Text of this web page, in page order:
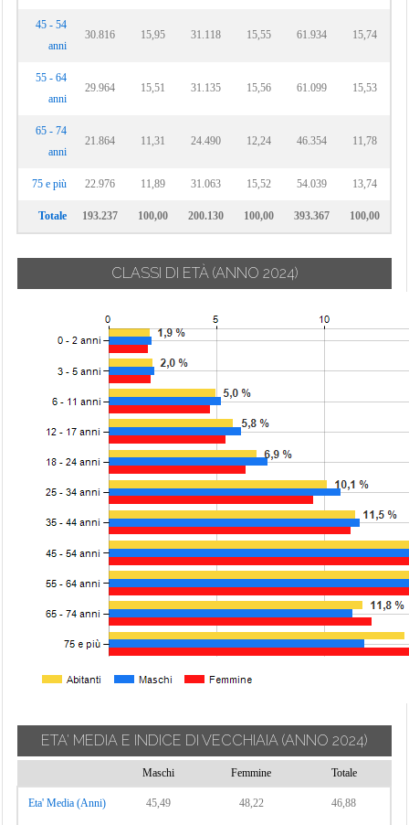
45 - 54
anni
30.816 15,95 31.118 15,55 61.934 15,74
55 - 64
anni
29.964 15,51 31.135 15,56 61.099 15,53
65 - 74
anni
21.864 11,31 24.490 12,24 46.354 11,78
75 e più 22.976 11,89 31.063 15,52 54.039 13,74
Totale 193.237 100,00 200.130 100,00 393.367 100,00
CLASSI DI ETÀ (ANNO 2024)
ETA' MEDIA E INDICE DI VECCHIAIA (ANNO 2024)
Maschi Femmine Totale
Eta' Media (Anni) 45,49 48,22 46,88